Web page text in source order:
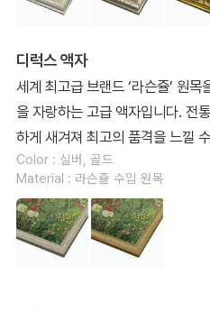
디럭스 액자
세계 최고급 브랜드 ‘라슨쥴’ 원
을 자랑하는 고급 액자입니다. 전
하게 새겨져 최고의 품격을 느낄
Color : 실버, 골드
Material : 라슨쥴 수입 원목